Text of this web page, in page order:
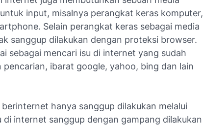
input, misalnya perangkat keras komputer,
Selain perangkat keras sebagai media
sanggup dilakukan dengan proteksi browser.
sebagai mencari isu di internet yang sudah
ibarat google, yahoo, bing dan lain
hanya sanggup dilakukan melalui
di internet sanggup dengan gampang dilakukan